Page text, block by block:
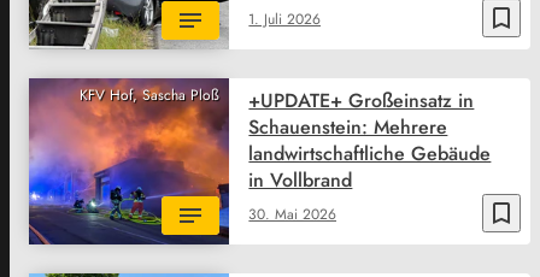
bookmark_border
1. Juli 2026
KFV Hof, Sascha Ploß
bookmark_border
30. Mai 2026
+UPDATE+ Großeinsatz in
Schauenstein: Mehrere
landwirtschaftliche Gebäude
in Vollbrand